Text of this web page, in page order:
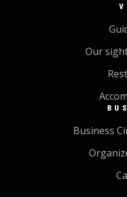
Our
Business